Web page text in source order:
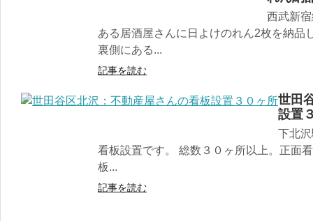
西武新
ある居酒屋さんに日よけのれん2枚を納品
裏側にある...
記事を読む
世田
設置
下北
看板設置です。 総数３０ヶ所以上。正面
板...
記事を読む